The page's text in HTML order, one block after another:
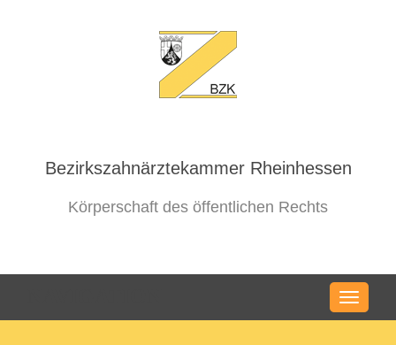
Bezirkszahnärztekammer Rheinhessen
Körperschaft des öffentlichen Rechts